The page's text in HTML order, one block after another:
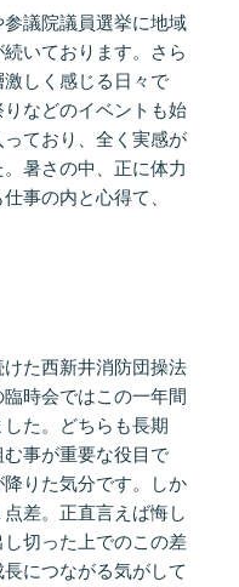
議院議員選挙に地域
いております。さら
しく感じる日々で
などのイベントも始
ており、全く実感が
暑さの中、正に体力
事の内と心得て、
た西新井消防団操法
時会ではこの一年間
た。どちらも長期
事が重要な役目で
りた気分です。しか
差。正直言えば悔し
切った上でのこの差
につながる気がして